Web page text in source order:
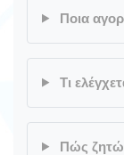
Ποια
Τι
Πώς ζητώ